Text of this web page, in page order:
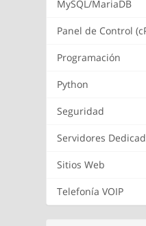
MySQL/MariaDB
Panel de Control
Programación
Python
Seguridad
Servidores
Sitios Web
Telefonía VOIP